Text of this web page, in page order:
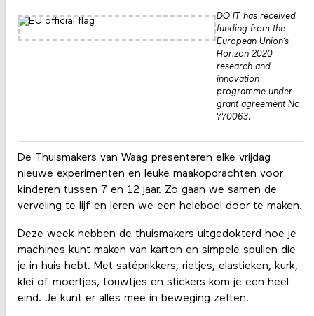
De Thuismakers van Waag presenteren elke vrijdag
nieuwe experimenten en leuke maakopdrachten voor
kinderen tussen 7 en 12 jaar. Zo gaan we samen de
verveling te lijf en leren we een heleboel door te maken.
Deze week hebben de thuismakers uitgedokterd hoe je
machines kunt maken van karton en simpele spullen die
je in huis hebt. Met satéprikkers, rietjes, elastieken, kurk,
klei of moertjes, touwtjes en stickers kom je een heel
eind. Je kunt er alles mee in beweging zetten.
DO IT has received
funding from the
European Union’s
Horizon 2020
research and
innovation
programme under
grant agreement No.
770063.